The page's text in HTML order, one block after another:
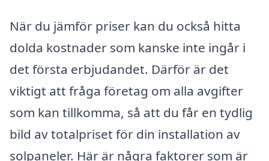
När du jämför priser kan du också hitta
dolda kostnader som kanske inte ingår i
det första erbjudandet. Därför är det
viktigt att fråga företag om alla avgifter
som kan tillkomma, så att du får en tydlig
bild av totalpriset för din installation av
solpaneler. Här är några faktorer som är